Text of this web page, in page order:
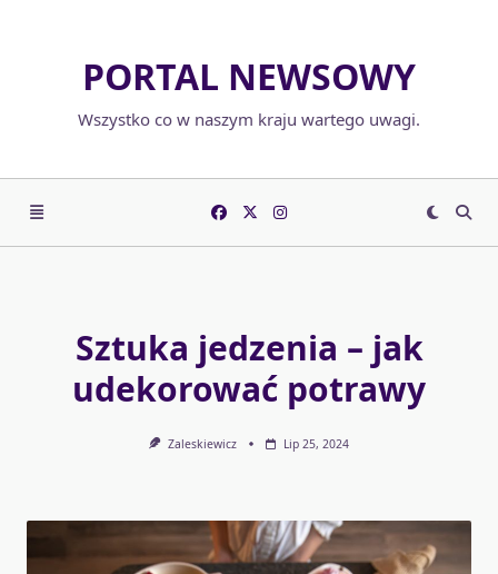
PORTAL NEWSOWY
Wszystko co w naszym kraju wartego uwagi.
Sztuka jedzenia – jak
udekorować potrawy
Zaleskiewicz Lip 25, 2024